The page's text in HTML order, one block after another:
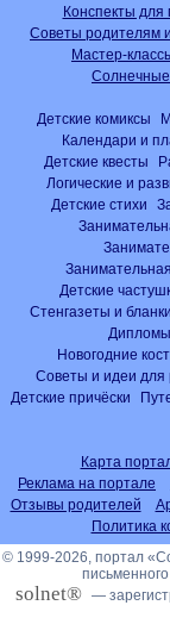
Конспекты для
Советы родителям
Мастер-
Солнечные
Детские комиксы
Календари и
Детские квесты
Логические и
Детские стихи
Детские
Стенгазеты и бланки
Новогодние
Советы и идеи для
Детские причёски
Карта
Реклама на портале
Отзывы родителей
Политика
© 1999-2026, портал
solnet® —